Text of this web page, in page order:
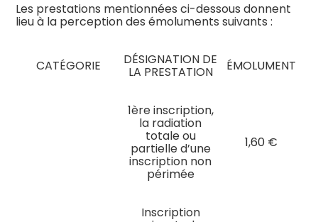
Les prestations mentionnées ci-dessous donnent
lieu à la perception des émoluments suivants :
CATÉGORIE DÉSIGNATION DE
LA PRESTATION ÉMOLUMENT
1ère inscription,
la radiation
totale ou
partielle d’une
inscription non
périmée
1,60 €
Inscription